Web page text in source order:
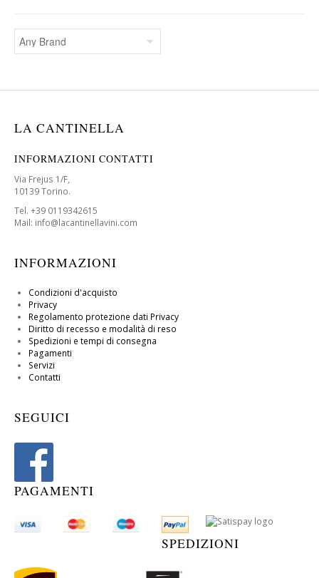
LA CANTINELLA
INFORMAZIONI CONTATTI
Via Frejus 1/F,
10139 Torino.
Tel. +39 0119342615
Mail: info@lacantinellavini.com
INFORMAZIONI
Condizioni d'acquisto
Privacy
Regolamento protezione dati Privacy
Diritto di recesso e modalità di reso
Spedizioni e tempi di consegna
Pagamenti
Servizi
Contatti
SEGUICI
PAGAMENTI
SPEDIZIONI